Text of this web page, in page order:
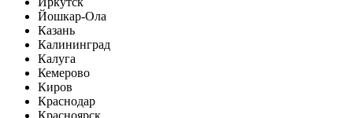
Йошкар-Ола
Казань
Калининград
Калуга
Кемерово
Киров
Краснодар
Красноярск